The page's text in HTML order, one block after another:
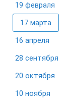
19 февраля
17 марта
16 апреля
28 сентября
20 октября
10 ноября